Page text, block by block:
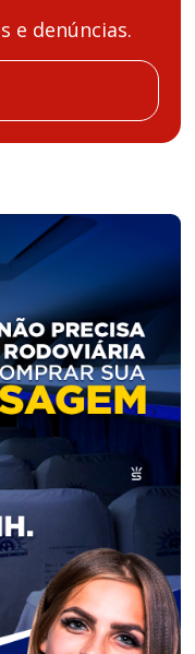
e denúncias.